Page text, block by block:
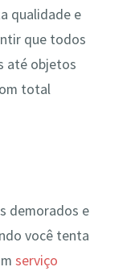
qualidade e
que todos
até objetos
total
demorados e
você tenta
serviço